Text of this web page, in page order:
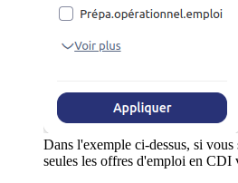
Dans l'exemple ci-dessus, si
seules les offres d'emploi en CDI